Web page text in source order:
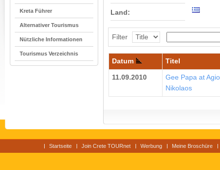
Kreta Führer
Alternativer Tourismus
Nützliche Informationen
Tourismus Verzeichnis
Land:
Filter
Datum Titel
11.09.2010
Gee Papa at
Nikolaos
Startseite Join Crete TOURnet Werbung Meine Broschüre